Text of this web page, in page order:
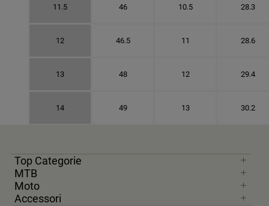
11.5 46 10.5 28.3
12 46.5 11 28.6
13 48 12 29.4
14 49 13 30.2
Top Categorie
MTB
Moto
Accessori